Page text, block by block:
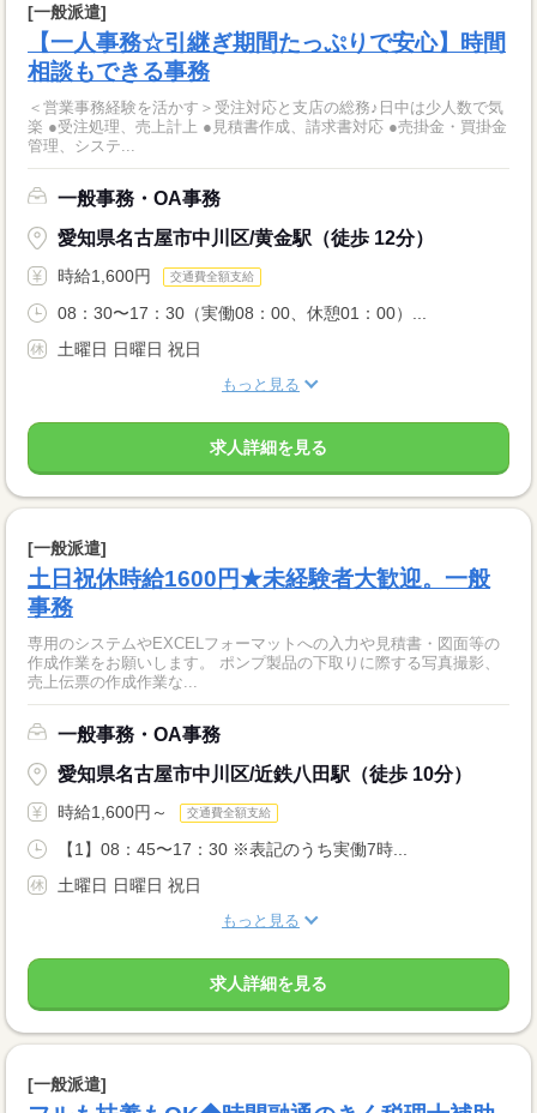
[一般派遣]
【一人事務☆引継ぎ期間たっぷりで安心】時間
相談もできる事務
＜営業事務経験を活かす＞受注対応と支店の総務♪日中は少人数で気
楽 ●受注処理、売上計上 ●見積書作成、請求書対応 ●売掛金・買掛金
管理、システ...
一般事務・OA事務
愛知県名古屋市中川区/黄金駅（徒歩 12分）
時給1,600円 交通費全額支給
08：30〜17：30（実働08：00、休憩01：00）...
土曜日 日曜日 祝日
もっと見る
求人詳細を見る
[一般派遣]
土日祝休時給1600円★未経験者大歓迎。一般
事務
専用のシステムやEXCELフォーマットへの入力や見積書・図面等の
作成作業をお願いします。 ポンプ製品の下取りに際する写真撮影、
売上伝票の作成作業な...
一般事務・OA事務
愛知県名古屋市中川区/近鉄八田駅（徒歩 10分）
時給1,600円～ 交通費全額支給
【1】08：45〜17：30 ※表記のうち実働7時...
土曜日 日曜日 祝日
もっと見る
求人詳細を見る
[一般派遣]